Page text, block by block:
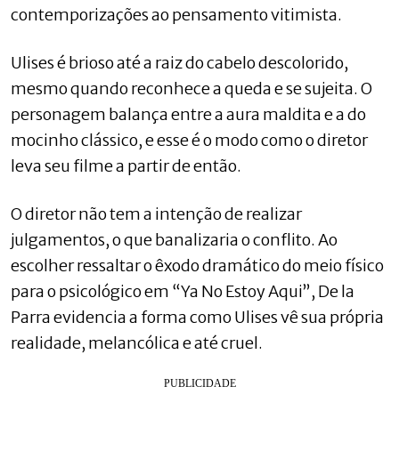
contemporizações ao pensamento vitimista.
Ulises é brioso até a raiz do cabelo descolorido,
mesmo quando reconhece a queda e se sujeita. O
personagem balança entre a aura maldita e a do
mocinho clássico, e esse é o modo como o diretor
leva seu filme a partir de então.
O diretor não tem a intenção de realizar
julgamentos, o que banalizaria o conflito. Ao
escolher ressaltar o êxodo dramático do meio físico
para o psicológico em “Ya No Estoy Aqui”, De la
Parra evidencia a forma como Ulises vê sua própria
realidade, melancólica e até cruel.